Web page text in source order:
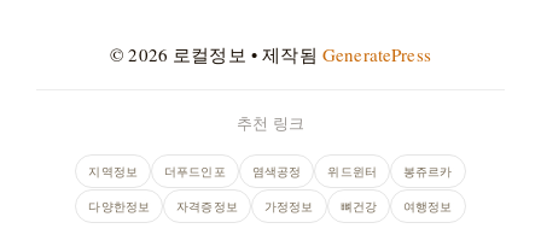
© 2026 로컬정보 • 제작됨 GeneratePress
추천 링크
지역정보 더푸드인포 염색공정 위드윈터 봉쥬르카
다양한정보 자격증정보 가정정보 뼈건강 여행정보